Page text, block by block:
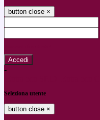
button close ×
-
Seleziona utente
button close ×